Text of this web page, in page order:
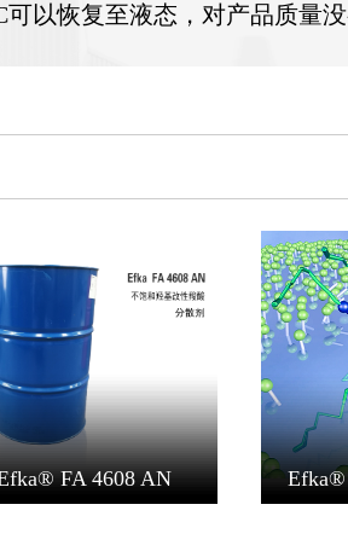
可以恢复至液态，对产品质量
FA 4608 AN Efka®